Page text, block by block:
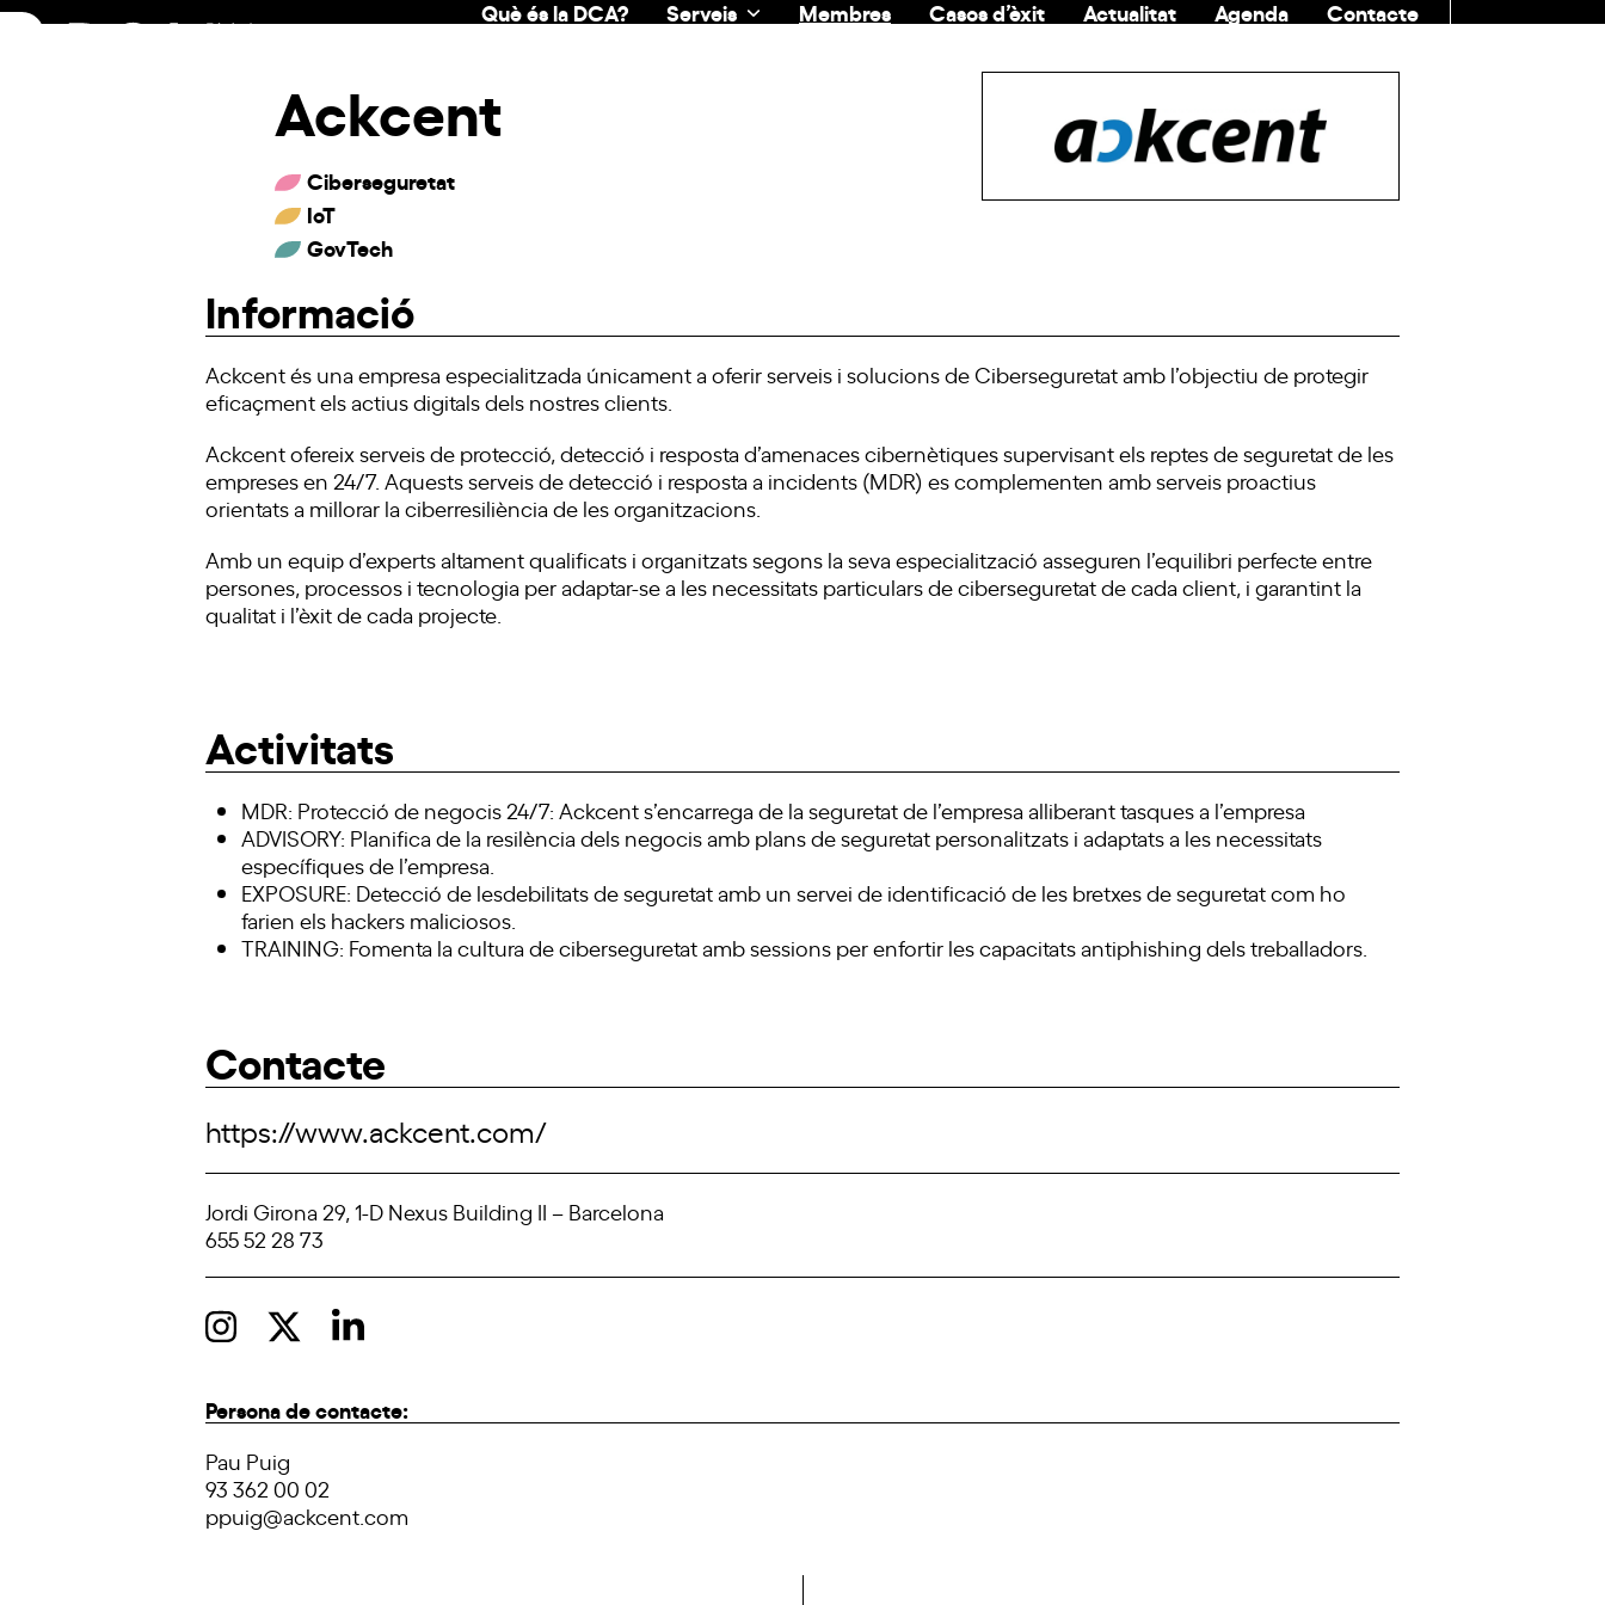
Skip
Què és la DCA? Serveis Membres Casos d’èxit Actualitat Agenda
Contacte
Ackcent
Ciberseguretat
IoT
GovTech
Informació
Ackcent és una empresa especialitzada únicament a oferir serveis i solucions de Ciberseguretat amb l’objectiu de protegir
eficaçment els actius digitals dels nostres clients.
Ackcent ofereix serveis de protecció, detecció i resposta d’amenaces cibernètiques supervisant els reptes de seguretat de les
empreses en 24/7. Aquests serveis de detecció i resposta a incidents (MDR) es complementen amb serveis proactius
orientats a millorar la ciberresiliència de les organitzacions.
Amb un equip d’experts altament qualificats i organitzats segons la seva especialització asseguren l’equilibri perfecte entre
persones, processos i tecnologia per adaptar-se a les necessitats particulars de ciberseguretat de cada client, i garantint la
qualitat i l’èxit de cada projecte.
Activitats
MDR: Protecció de negocis 24/7: Ackcent s’encarrega de la seguretat de l’empresa alliberant tasques a l’empresa
ADVISORY: Planifica de la resilència dels negocis amb plans de seguretat personalitzats i adaptats a les necessitats
específiques de l’empresa.
EXPOSURE: Detecció de lesdebilitats de seguretat amb un servei de identificació de les bretxes de seguretat com ho
farien els hackers maliciosos.
TRAINING: Fomenta la cultura de ciberseguretat amb sessions per enfortir les capacitats antiphishing dels treballadors.
Contacte
https://www.ackcent.com/
Jordi Girona 29, 1-D Nexus Building II – Barcelona
655 52 28 73
Persona de contacte:
Pau Puig
93 362 00 02
ppuig@ackcent.com